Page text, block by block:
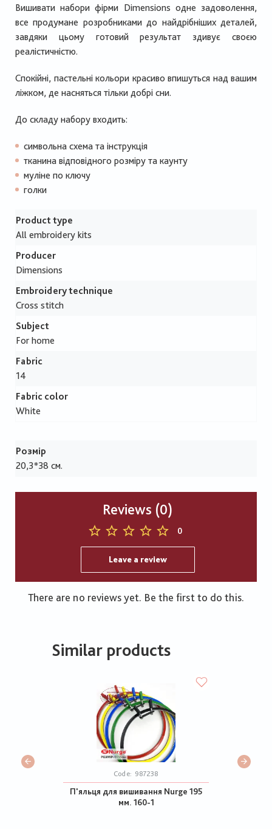
Вишивати набори фірми Dimensions одне задоволення,
все продумане розробниками до найдрібніших деталей,
завдяки цьому готовий результат здивує своєю
реалістичністю.
Спокійні, пастельні кольори красиво впишуться над вашим
ліжком, де насняться тільки добрі сни.
До складу набору входить:
символьна схема та інструкція
тканина відповідного розміру та каунту
муліне по ключу
голки
Product type
All embroidery kits
Producer
Dimensions
Embroidery technique
Cross stitch
Subject
For home
Fabric
14
Fabric color
White
Розмір
20,3*38 см.
Reviews (0)
0
Leave a review
There are no reviews yet. Be the first to do this.
Similar products
Code: 987238
П'яльця для вишивання Nurge 195
мм. 160-1